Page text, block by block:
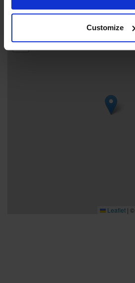
Customize
−
Leaflet | ©